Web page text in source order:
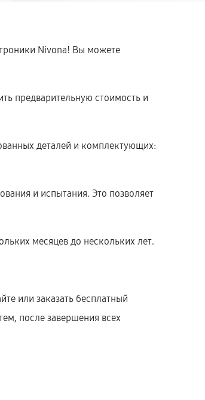
Nivona! Вы можете
предварительную стоимость и
деталей и комплектующих:
и испытания. Это позволяет
месяцев до нескольких лет.
или заказать бесплатный
после завершения всех